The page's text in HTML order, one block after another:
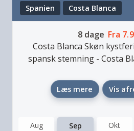
Spanien Costa Blanca
8 dage Fra
Costa Blanca Skøn
spansk stemning- Costa
Læs mere Vis
Aug Sep Okt